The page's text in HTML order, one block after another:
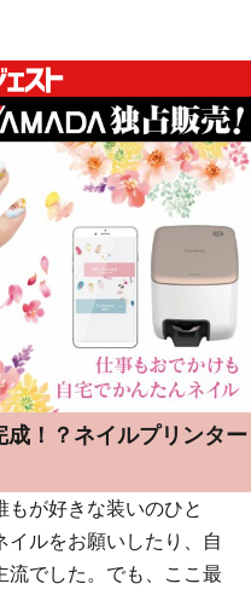
！？ネイルプリンター
もが好きな装いのひと
イルをお願いしたり、自
流でした。でも、ここ最